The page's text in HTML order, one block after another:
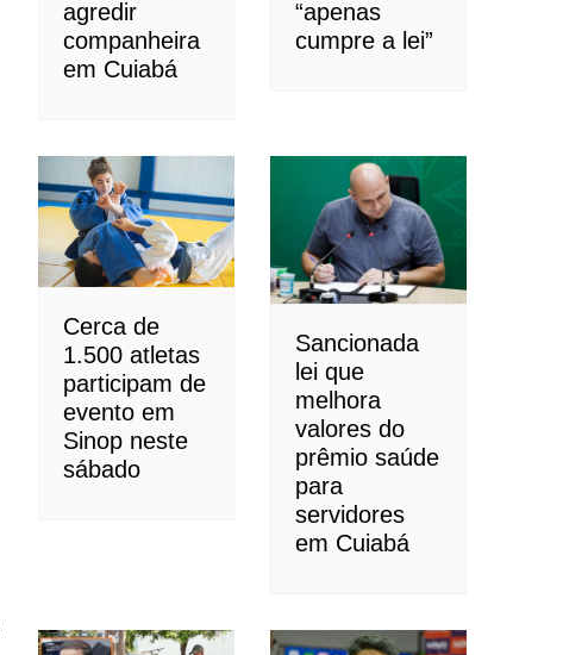
agredir
companheira
em Cuiabá
“apenas
cumpre a lei”
Cerca de
1.500 atletas
participam de
evento em
Sinop neste
sábado
Sancionada
lei que
melhora
valores do
prêmio saúde
para
servidores
em Cuiabá